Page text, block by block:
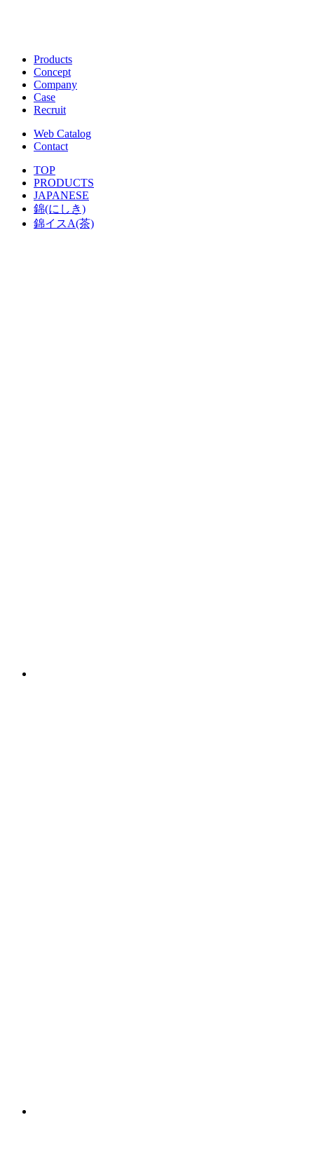
Products
Concept
Company
Case
Recruit
Web Catalog
Contact
TOP
PRODUCTS
JAPANESE
錦(にしき)
錦イスA(茶)